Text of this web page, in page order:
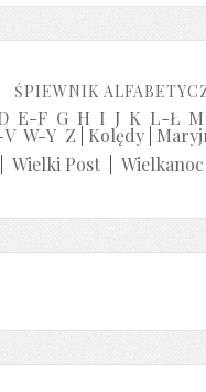
ŚPIEWNIK
E-F G H I J K L-Ł M
W-Y Z Kolędy
Wielki Post| Wielkanoc